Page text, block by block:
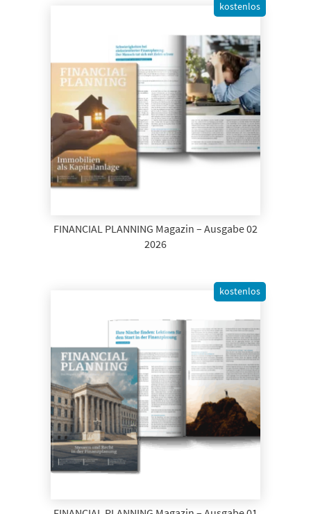
FINANCIAL PLANNING Magazin – Ausgabe 02
2026
kostenlos
kostenlos